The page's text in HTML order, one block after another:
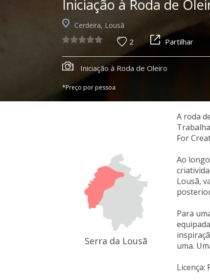
Iniciação à Roda de
Cerdeira, Lousã
2 Partilhar
Iniciação à Roda de Oleiro
*Preço por pessoa
Serra da Lousã
A roda
For
Ao
Lousã,
Para
uma.
Licença: